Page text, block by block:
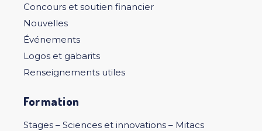
Concours et soutien financier
Nouvelles
Événements
Logos et gabarits
Renseignements utiles
Formation
Stages – Sciences et innovations – Mitacs